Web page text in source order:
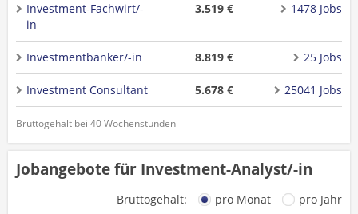
Investment-Fachwirt/-
in
3.519 € 1478 Jobs
Investmentbanker/-in 8.819 € 25 Jobs
Investment Consultant 5.678 € 25041 Jobs
Bruttogehalt bei 40 Wochenstunden
Jobangebote für Investment-Analyst/-in
Bruttogehalt: pro Monat
pro Jahr